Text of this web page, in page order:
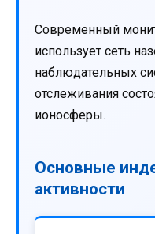
Современный
использует сеть
наблюдательных
отслеживания
ионосферы.
Основные
активности